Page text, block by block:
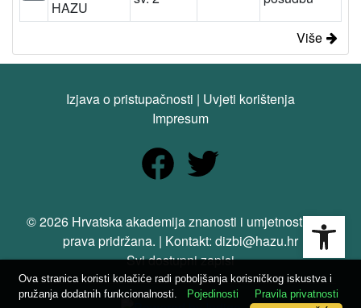
HAZU
Više
Izjava o pristupačnosti | Uvjeti korištenja
Impresum
© 2026 Hrvatska akademija znanosti i umjetnosti. Sva
prava pridržana. | Kontakt: dizbi@hazu.hr
Svi dostupni zapisi
Ova stranica koristi kolačiće radi poboljšanja korisničkog iskustva i
pružanja dodatnih funkcionalnosti.
Pojedinosti Pravila privatnosti